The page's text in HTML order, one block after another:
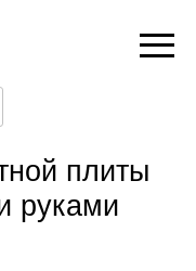
плиты
руками